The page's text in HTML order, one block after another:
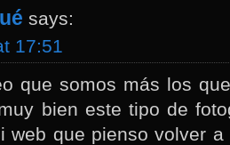
says:
17:51
que somos más los
bien este tipo de
web que pienso volver